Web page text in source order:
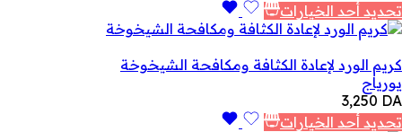
تحديد أحد الخيارات
كريم الورد لإعادة الكثافة ومكافحة الشيخوخة
يورياج
3,250 DA
تحديد أحد الخيارات